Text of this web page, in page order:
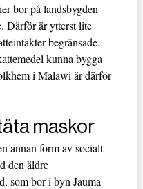
bor på landsbygden
Därför är ytterst lite
begränsade.
kunna bygga
i Malawi är därför
maskor
annan form av socialt
den äldre
som bor i byn Jauma